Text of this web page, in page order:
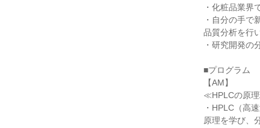
・化粧品業界
・自分の手で
品質分析を行
・研究開発の
■プログラム
【AM】
≪HPLCの原
・HPLC（高
原理を学び、